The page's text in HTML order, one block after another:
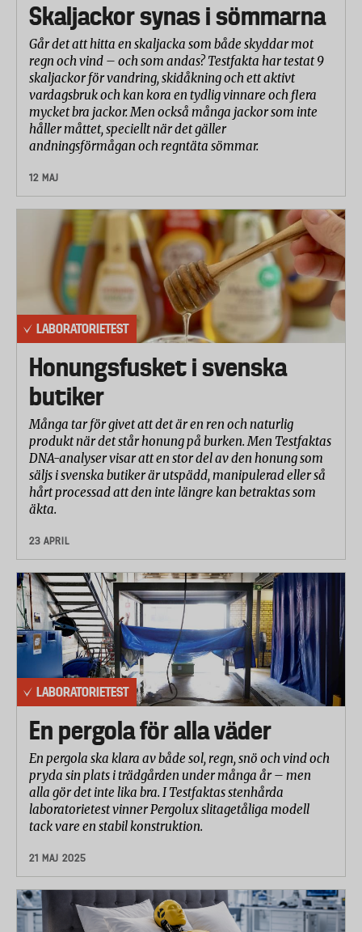
Skaljackor synas i sömmarna
Går det att hitta en skaljacka som både skyddar mot
regn och vind – och som andas? Testfakta har testat 9
skaljackor för vandring, skidåkning och ett aktivt
vardagsbruk och kan kora en tydlig vinnare och flera
mycket bra jackor. Men också många jackor som inte
håller måttet, speciellt när det gäller
andningsförmågan och regntäta sömmar.
12 MAJ
LABORATORIETEST
Honungsfusket i svenska
butiker
Många tar för givet att det är en ren och naturlig
produkt när det står honung på burken. Men Testfaktas
DNA-analyser visar att en stor del av den honung som
säljs i svenska butiker är utspädd, manipulerad eller så
hårt processad att den inte längre kan betraktas som
äkta.
23 APRIL
LABORATORIETEST
En pergola för alla väder
En pergola ska klara av både sol, regn, snö och vind och
pryda sin plats i trädgården under många år – men
alla gör det inte lika bra. I Testfaktas stenhårda
laboratorietest vinner Pergolux slitagetåliga modell
tack vare en stabil konstruktion.
21 MAJ 2025